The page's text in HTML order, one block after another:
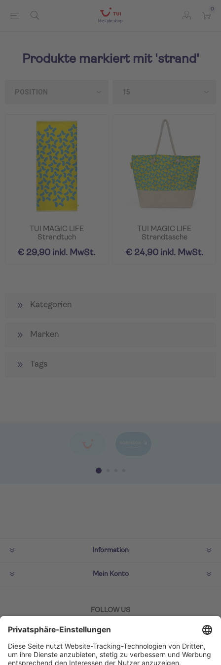
0
Produkte markiert mit 'strand'
TUI MAGIC LIFE
Strandtuch
€ 29,90 inkl. MwSt.
TUI MAGIC LIFE
Strandtasche
€ 24,90 inkl. MwSt.
Kategorien
Marken
Tags
Information
Mein Konto
FOLLOW US
ZAHLMETHODEN